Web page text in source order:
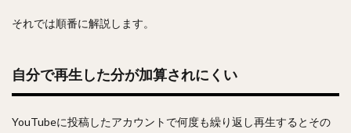
それでは順番に解説します。
自分で再生した分が加算されにくい
YouTubeに投稿したアカウントで何度も繰り返し再生するとその